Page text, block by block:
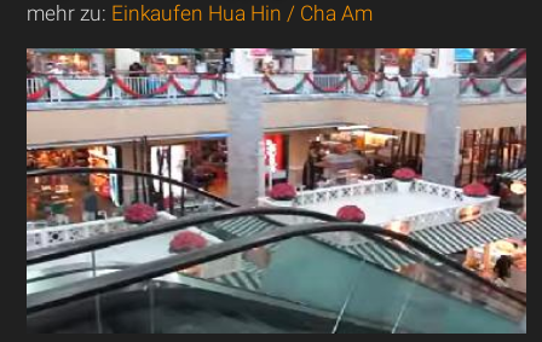
mehr zu: Einkaufen Hua Hin / Cha Am